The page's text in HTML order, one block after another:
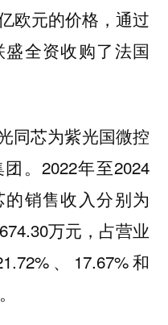
欧元的价格，通过
全资收购了法国
同芯为紫光国微控
。2022年至2024
销售收入分别为
万元，占营业
、17.67%和